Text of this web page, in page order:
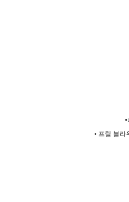
•
• 프릴 블라